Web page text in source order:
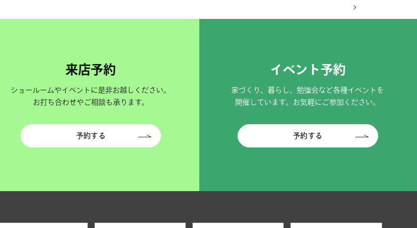
来店予約
ショールームやイベントに是非お越しください。
お打ち合わせやご相談も承ります。
予約する
イベント予約
家づくり、暮らし、勉強会など各種イベントを
開催しています。お気軽にご参加ください。
予約する